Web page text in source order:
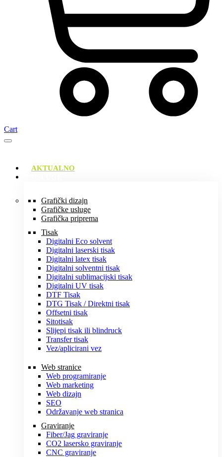
Cart
AKTUALNO
Grafički dizajn
Grafičke usluge
Grafička priprema
Tisak
Digitalni Eco solvent
Digitalni laserski tisak
Digitalni latex tisak
Digitalni solventni tisak
Digitalni sublimacijski tisak
Digitalni UV tisak
DTF Tisak
DTG Tisak / Direktni tisak
Offsetni tisak
Sitotisak
Slijepi tisak ili blindruck
Transfer tisak
Vez/aplicirani vez
Web stranice
Web programiranje
Web marketing
Web dizajn
SEO
Održavanje web stranica
Graviranje
Fiber/Jag graviranje
CO2 lasersko graviranje
CNC graviranje